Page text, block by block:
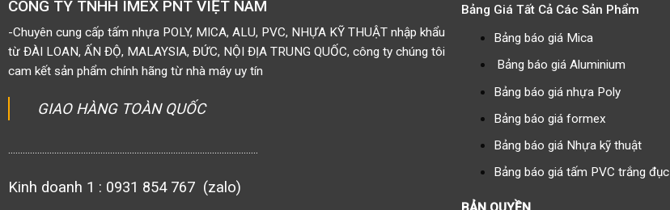
CÔNG TY TNHH IMEX PNT VIỆT NAM
-Chuyên cung cấp tấm nhựa POLY, MICA, ALU, PVC, NHỰA KỸ THUẬT nhập khẩu
từ ĐÀI LOAN, ẤN ĐỘ, MALAYSIA, ĐỨC, NỘI ĐỊA TRUNG QUỐC, công ty chúng tôi
cam kết sản phẩm chính hãng từ nhà máy uy tín
GIAO HÀNG TOÀN QUỐC
.......................................................................................................
Kinh doanh 1 : 0931 854 767 (zalo)
Bảng Giá Tất Cả Các Sản Phẩm
Bảng báo giá Mica
Bảng báo giá Aluminium
Bảng báo giá nhựa Poly
Bảng báo giá formex
Bảng báo giá Nhựa kỹ thuật
Bảng báo giá tấm PVC trắng đục